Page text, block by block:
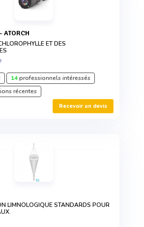
ATORCH
ET DES
14professionnels intéressés
récentes
Recevoir un devis
LIMNOLOGIQUE STANDARDS POUR